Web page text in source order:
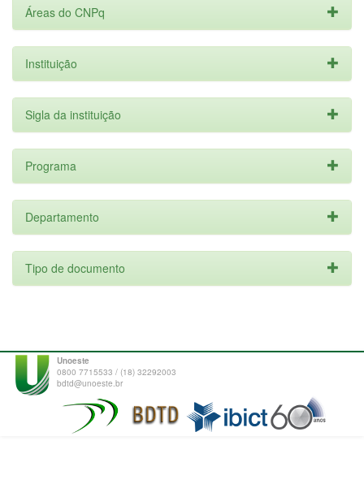
Áreas do CNPq
Instituição
Sigla da instituição
Programa
Departamento
Tipo de documento
Unoeste
0800 7715533 / (18) 32292003
bdtd@unoeste.br